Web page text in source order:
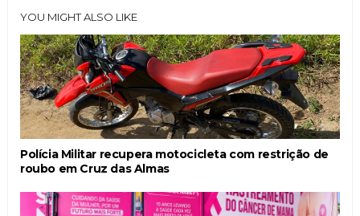
YOU MIGHT ALSO LIKE
Polícia Militar recupera motocicleta com restrição de
roubo em Cruz das Almas